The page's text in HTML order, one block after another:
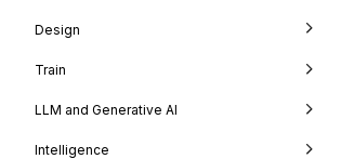
Design
Train
LLM and Generative AI
Intelligence